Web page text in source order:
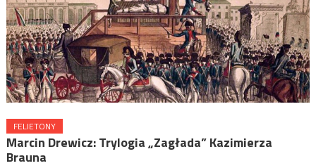
FELIETONY
Marcin Drewicz: Trylogia „Zagłada” Kazimierza
Brauna